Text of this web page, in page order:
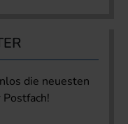
die neuesten